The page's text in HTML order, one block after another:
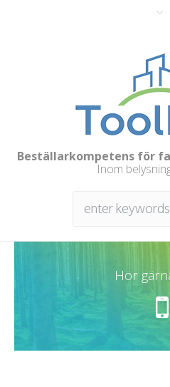
Beställarkompetens för
Inom
Hör